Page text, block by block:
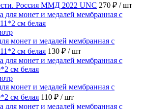
Россия ММД 2022 UNC 270 ₽ / шт
монет и медалей мембранная с
см белая 130 ₽ / шт
монет и медалей мембранная с
см белая 110 ₽ / шт